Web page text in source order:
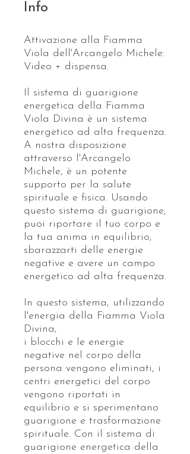
Info
Attivazione alla Fiamma
Viola dell'Arcangelo Michele:
Video + dispensa.
Il sistema di guarigione
energetica della Fiamma
Viola Divina è un sistema
energetico ad alta frequenza.
A nostra disposizione
attraverso l'Arcangelo
Michele, è un potente
supporto per la salute
spirituale e fisica. Usando
questo sistema di guarigione,
puoi riportare il tuo corpo e
la tua anima in equilibrio,
sbarazzarti delle energie
negative e avere un campo
energetico ad alta frequenza.
In questo sistema, utilizzando
l'energia della Fiamma Viola
Divina,
i blocchi e le energie
negative nel corpo della
persona vengono eliminati, i
centri energetici del corpo
vengono riportati in
equilibrio e si sperimentano
guarigione e trasformazione
spirituale. Con il sistema di
guarigione energetica della